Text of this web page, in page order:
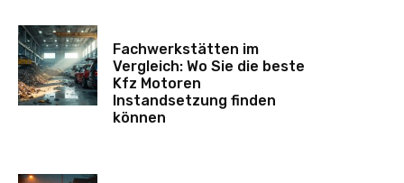
Fachwerkstätten im
Vergleich: Wo Sie die beste
Kfz Motoren
Instandsetzung finden
können